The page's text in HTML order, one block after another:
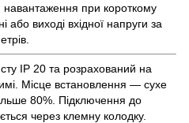
навантаження при короткому
або виході вхідної напруги за
IP 20 та розрахований на
Місце встановлення — сухе
80%. Підключення до
через клемну колодку.